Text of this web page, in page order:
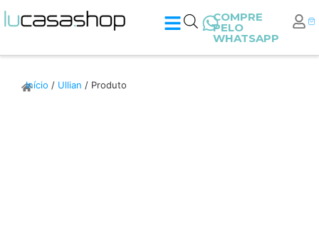
COMPRE
PELO
WHATSAPP
Início / Ullian / Produto